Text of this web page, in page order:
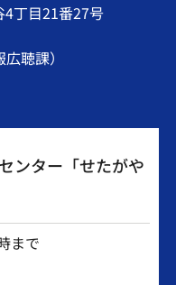
4丁目21番27号
聴課）
ンター「せたがや
まで